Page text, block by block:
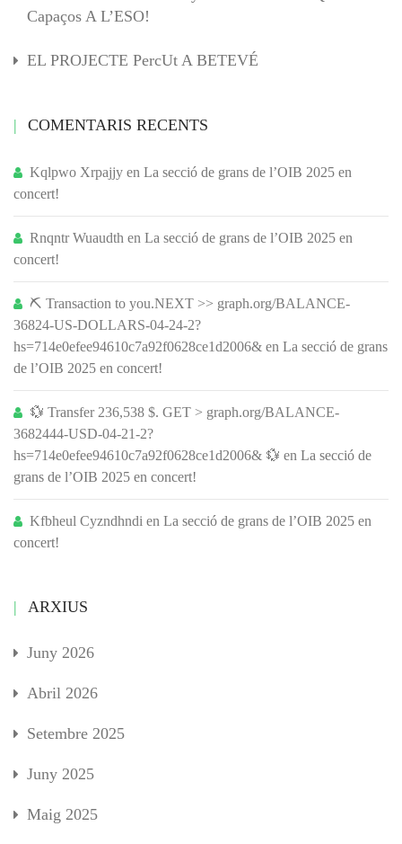
Capaços A L’ESO!
EL PROJECTE PercUt A BETEVÉ
COMENTARIS RECENTS
Kqlpwo Xrpajjy en La secció de grans de l’OIB 2025 en
concert!
Rnqntr Wuaudth en La secció de grans de l’OIB 2025 en
concert!
⛏ Transaction to you.NEXT >> graph.org/BALANCE-
36824-US-DOLLARS-04-24-2?
hs=714e0efee94610c7a92f0628ce1d2006& en La secció de grans
de l’OIB 2025 en concert!
💱 Transfer 236,538 $. GET > graph.org/BALANCE-
3682444-USD-04-21-2?
hs=714e0efee94610c7a92f0628ce1d2006& 💱 en La secció de
grans de l’OIB 2025 en concert!
Kfbheul Cyzndhndi en La secció de grans de l’OIB 2025 en
concert!
ARXIUS
Juny 2026
Abril 2026
Setembre 2025
Juny 2025
Maig 2025